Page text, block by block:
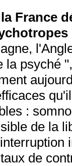
France
la psyché
:
de la
de